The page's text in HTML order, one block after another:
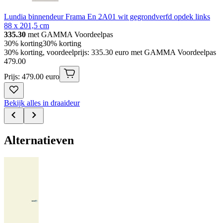
Lundia binnendeur Frama En 2A01 wit gegrondverfd opdek links
88 x 201,5 cm
335.30 met GAMMA Voordeelpas
30% korting30% korting
30% korting, voordeelprijs: 335.30 euro met GAMMA Voordeelpas
479.00
Prijs: 479.00 euro
Bekijk alles in draaideur
Alternatieven